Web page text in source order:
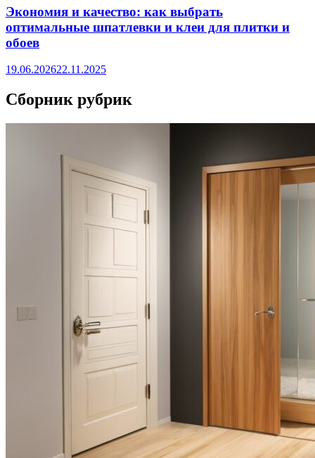
Экономия и качество: как выбрать
оптимальные шпатлевки и клеи для плитки и
обоев
19.06.202622.11.2025
Сборник рубрик